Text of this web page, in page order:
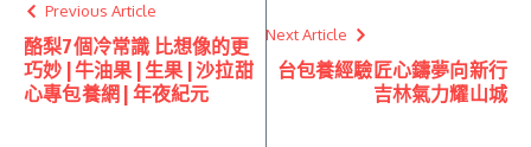
Previous Article
酪梨7個冷常識 比想像的更
巧妙 | 牛油果 | 生果 | 沙拉甜
心專包養網 | 年夜紀元
Next Article
台包養經驗匠心鑄夢向新行
吉林氣力耀山城